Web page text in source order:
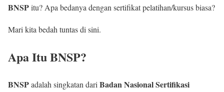
BNSPitu? Apa bedanya dengan sertifikat pelatihan/kursus biasa?
Mari kita bedah tuntas di sini.
Apa Itu BNSP?
BNSPadalah singkatan dari Badan Nasional Sertifikasi